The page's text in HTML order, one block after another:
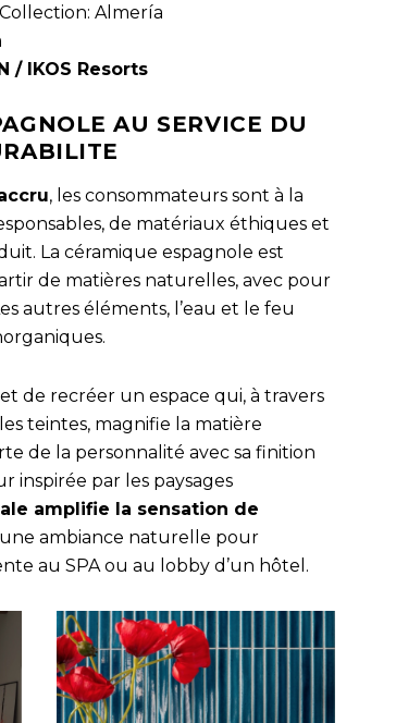
Almería
/ IKOS Resorts
AU SERVICE DU
, les consommateurs sont à la
de matériaux éthiques et
La céramique espagnole est
de matières naturelles, avec pour
autres éléments, l’eau et le feu
de recréer un espace qui, à travers
teintes, magnifie la matière
de la personnalité avec sa finition
inspirée par les paysages
amplifie la sensation de
ambiance naturelle pour
au SPA ou au lobby d’un hôtel.